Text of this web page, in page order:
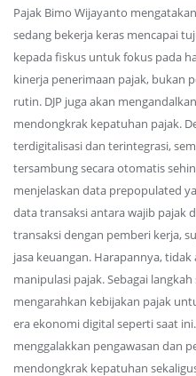
Pajak Bimo Wijayanto
sedang bekerja keras mencapai
kepada fiskus untuk fokus pada
kinerja penerimaan pajak, bukan
rutin. DJP juga akan
mendongkrak kepatuhan pajak.
terdigitalisasi dan terintegrasi,
tersambung secara otomatis
menjelaskan data prepopulated
data transaksi antara wajib pajak
transaksi dengan pemberi kerja,
jasa keuangan. Harapannya,
manipulasi pajak. Sebagai
mengarahkan kebijakan pajak
era ekonomi digital seperti saat
menggalakkan pengawasan dan
mendongkrak kepatuhan